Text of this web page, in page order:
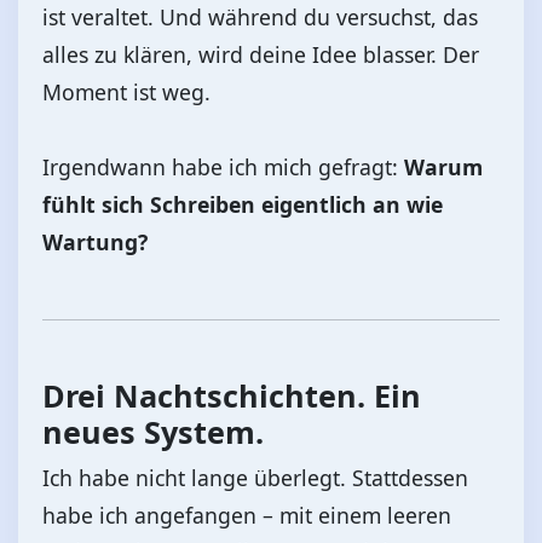
ist veraltet. Und während du versuchst, das
alles zu klären, wird deine Idee blasser. Der
Moment ist weg.
Irgendwann habe ich mich gefragt: Warum
fühlt sich Schreiben eigentlich an wie
Wartung?
Drei Nachtschichten. Ein
neues System.
Ich habe nicht lange überlegt. Stattdessen
habe ich angefangen – mit einem leeren